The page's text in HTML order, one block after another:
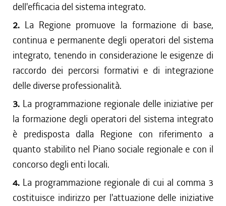
dell'efficacia del sistema integrato.
2. La Regione promuove la formazione di base,
continua e permanente degli operatori del sistema
integrato, tenendo in considerazione le esigenze di
raccordo dei percorsi formativi e di integrazione
delle diverse professionalità.
3. La programmazione regionale delle iniziative per
la formazione degli operatori del sistema integrato
è predisposta dalla Regione con riferimento a
quanto stabilito nel Piano sociale regionale e con il
concorso degli enti locali.
4. La programmazione regionale di cui al comma 3
costituisce indirizzo per l'attuazione delle iniziative